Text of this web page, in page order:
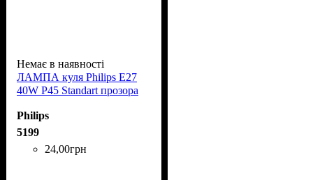
Немає в наявності
ЛАМПА куля Phіlіps Е27
40W P45 Standart прозора
Philips
5199
24,00грн